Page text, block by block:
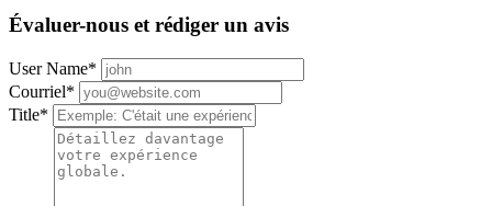
Évaluer-nous et rédiger un avis
User Name*
Courriel*
Title*